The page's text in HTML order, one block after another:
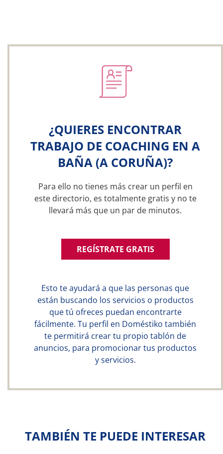
¿QUIERES ENCONTRAR
TRABAJO DE COACHING EN A
BAÑA (A CORUÑA)?
Para ello no tienes más crear un perfil en
este directorio, es totalmente gratis y no te
llevará más que un par de minutos.
REGÍSTRATE GRATIS
Esto te ayudará a que las personas que
están buscando los servicios o productos
que tú ofreces puedan encontrarte
fácilmente. Tu perfil en Doméstiko también
te permitirá crear tu propio tablón de
anuncios, para promocionar tus productos
y servicios.
TAMBIÉN TE PUEDE INTERESAR